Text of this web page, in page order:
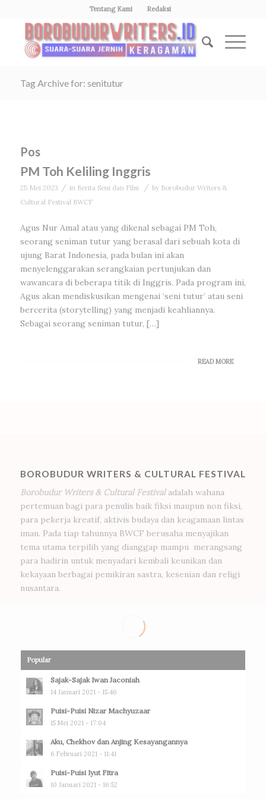
Tentang Kami Redaksi
Tag Archive for: senitutur
Pos
PM Toh Keliling Inggris
25 Mei 2023 / in Berita Seni dan Film / by Borobudur Writers &
Cultural Festival BWCF
Agus Nur Amal atau yang dikenal sebagai PM Toh,
seorang seniman tutur yang berasal dari sebuah kota di
ujung Barat Indonesia, pada bulan ini akan
menyelenggarakan serangkaian pertunjukan dan
wawancara di beberapa titik di Inggris. Pada program ini,
Agus akan mendiskusikan mengenai ‘seni tutur’ atau seni
bercerita (storytelling) yang menjadi keahliannya.
Sebagai seorang seniman tutur, […]
READ MORE
BOROBUDUR WRITERS & CULTURAL FESTIVAL
Borobudur Writers & Cultural Festivaladalah wahana
pertemuan bagi para penulis baik fiksi maupun non fiksi,
para pekerja kreatif, aktivis budaya dan keagamaan lintas
iman. Pada tiap tahunnya BWCF berusaha menyajikan
tema utama terpilih yang dianggap mampu merangsang
para hadirin untuk menyadari kembali keunikan dan
kekayaan berbagai pemikiran sastra, kesenian dan religi
nusantara.
Popular
Sajak-Sajak Iwan Jaconiah
14 Januari 2021 - 15:46
Puisi-Puisi Nizar Machyuzaar
15 Mei 2021 - 17:04
Aku, Chekhov dan Anjing Kesayangannya
6 Februari 2021 - 11:41
Puisi-Puisi Iyut Fitra
10 Januari 2021 - 16:52